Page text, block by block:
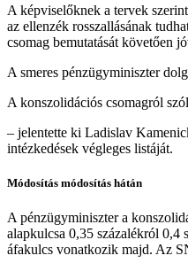
A képviselőknek a tervek
az ellenzék rosszallásának
csomag bemutatását követően
A smeres pénzügyminiszter
A konszolidációs csomagról
– jelentette ki Ladislav
intézkedések végleges listáját.
Módosítás módosítás hátán
A pénzügyminiszter a
alapkulcsa 0,35 százalékról 0,4
áfakulcs vonatkozik majd. Az